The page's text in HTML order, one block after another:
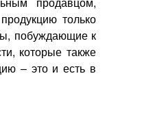
только
побуждающие к
которые также
– это и есть в